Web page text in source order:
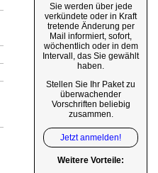
Sie werden über jede
verkündete oder in Kraft
tretende Änderung per
Mail informiert, sofort,
wöchentlich oder in dem
Intervall, das Sie gewählt
haben.
Stellen Sie Ihr Paket zu
überwachender
Vorschriften beliebig
zusammen.
Jetzt anmelden!
Weitere Vorteile: